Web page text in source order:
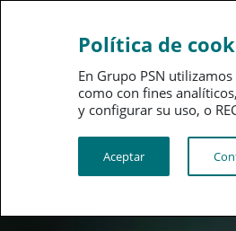
Política de
En Grupo PSN
como con fines
y configurar su uso, o
Aceptar